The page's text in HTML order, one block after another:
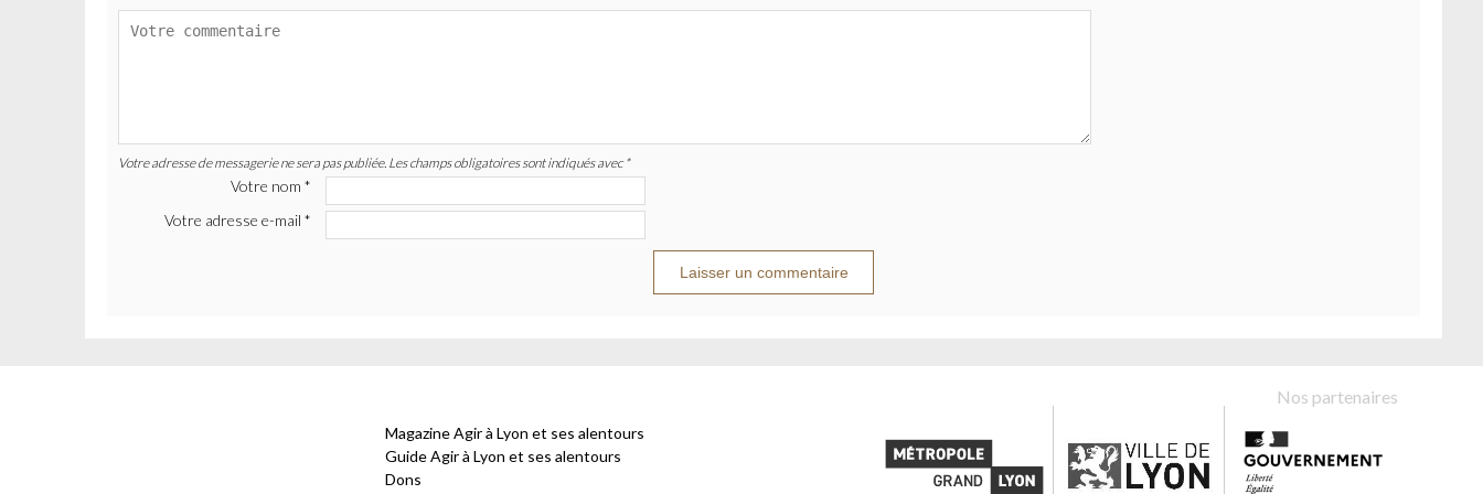
Votre adresse de messagerie ne sera pas publiée. Les champs obligatoires sont indiqués avec *
Votre nom *
Votre adresse e-mail *
Magazine Agir à Lyon et ses alentours
Guide Agir à Lyon et ses alentours
Dons
Nos partenaires
Métropole de Lyon Ville de Lyon Etat